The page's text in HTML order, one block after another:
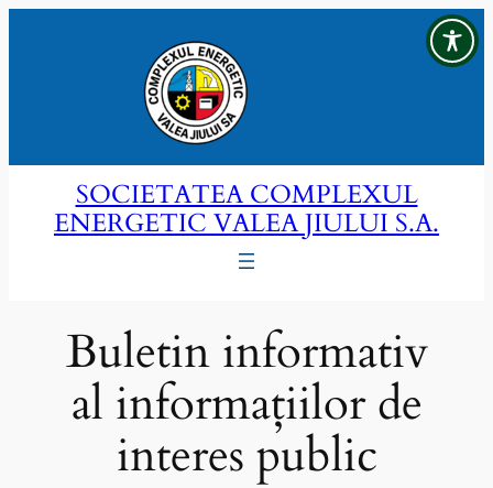
SOCIETATEA COMPLEXUL
ENERGETIC VALEA JIULUI S.A.
Buletin informativ
al informațiilor de
interes public